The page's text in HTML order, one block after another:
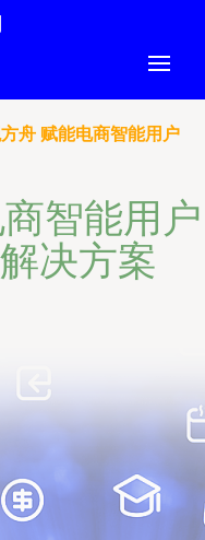
舟 赋能电商智能用户
智能用户
决方案